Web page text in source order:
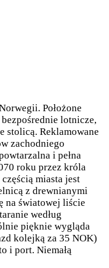
Położone
lotnicze,
stolicą. Reklamowane
zachodniego
i pełna
roku przez króla
miasta jest
z drewnianymi
na światowej liście
według
pięknie wygląda
kolejką za 35 NOK)
i port. Niemałą